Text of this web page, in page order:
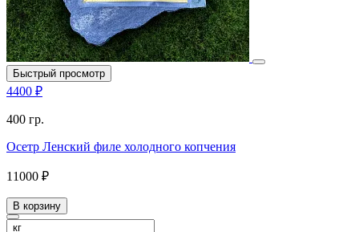
Быстрый просмотр
4400 ₽
400 гр.
Осетр Ленский филе холодного копчения
11000 ₽
В корзину